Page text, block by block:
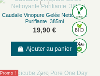
Caudalie Vinopure Gelée Nettoyante
Purifiante. 385ml
19,90 €
Ajouter au panier
Promo !